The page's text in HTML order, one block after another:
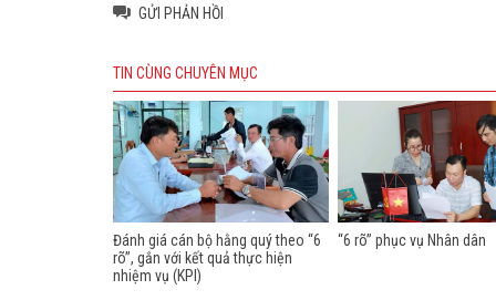
GỬI PHẢN HỒI
TIN CÙNG CHUYÊN MỤC
Đánh giá cán bộ hằng quý theo “6
rõ”, gắn với kết quả thực hiện
nhiệm vụ (KPI)
“6 rõ” phục vụ Nhân dân